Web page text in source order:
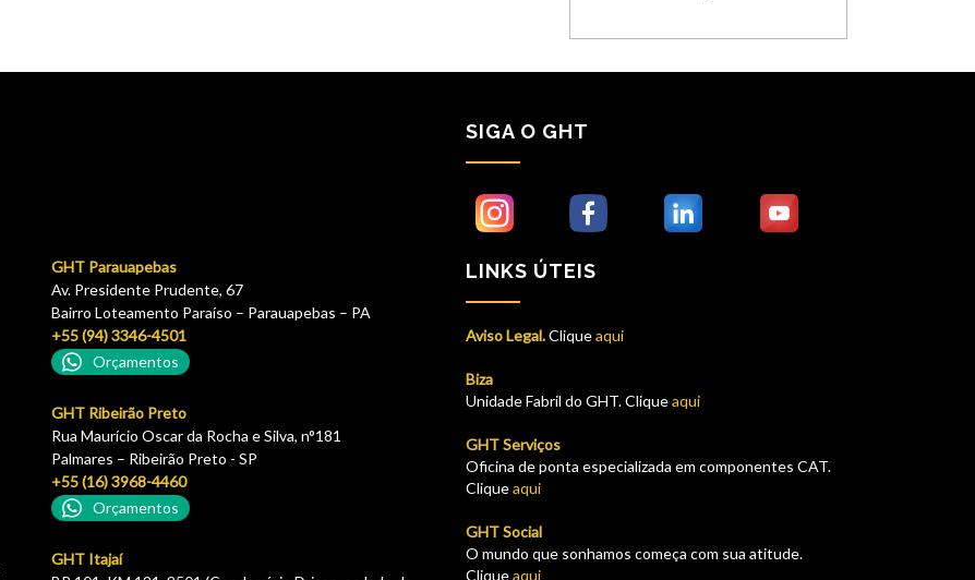
GHT Parauapebas
Av. Presidente Prudente, 67
Bairro Loteamento Paraíso – Parauapebas – PA
+55 (94) 3346-4501
Orçamentos
GHT Ribeirão Preto
Rua Maurício Oscar da Rocha e Silva, n°181
Palmares – Ribeirão Preto - SP
+55 (16) 3968-4460
Orçamentos
GHT Itajaí
SIGA O GHT
LINKS ÚTEIS
Aviso Legal.Cliqueaqui
Biza
Unidade Fabril do GHT. Cliqueaqui
GHT Serviços
Oficina de ponta especializada em componentes CAT.
Cliqueaqui
GHT Social
O mundo que sonhamos começa com sua atitude.
Cliqueaqui